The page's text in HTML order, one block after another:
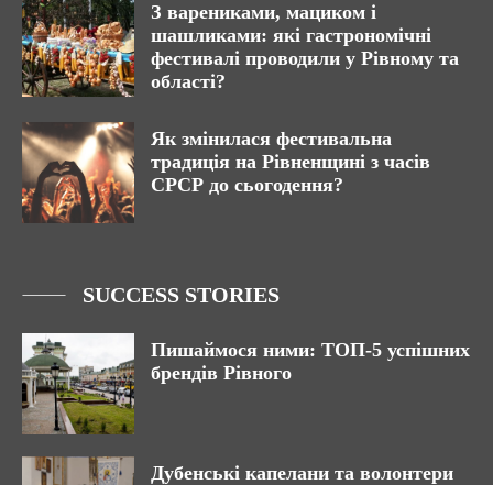
З варениками, мациком і
шашликами: які гастрономічні
фестивалі проводили у Рівному та
області?
Як змінилася фестивальна
традиція на Рівненщині з часів
СРСР до сьогодення?
SUCCESS STORIES
Пишаймося ними: ТОП-5 успішних
брендів Рівного
Дубенські капелани та волонтери